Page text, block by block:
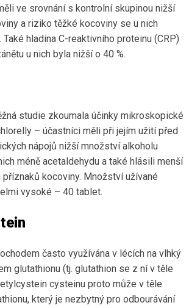
ve srovnání s kontrolní skupinou nižší
a riziko těžké kocoviny se u nich
hladina C-reaktivního proteinu (CRP)
u nich byla nižší o 40 %.
studie zkoumala účinky mikroskopické
– účastníci měli při jejím užití před
nápojů nižší množství alkoholu
méně acetaldehydu a také hlásili menší
kocoviny. Množství užívané
vysoké – 40 tablet.
často využívána v lécích na vlhký
glutathionu (tj. glutathion se z ní v těle
cysteinu proto může v těle
který je nezbytný pro odbourávání